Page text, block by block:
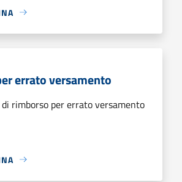
errato versamento
rimborso per errato versamento